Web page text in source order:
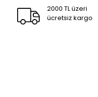
2000 TL üzeri
ücretsiz kargo